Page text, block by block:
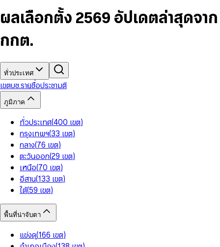
7
8
5
6
8
9
6
7
9
5
6
8
9
9
ผลเลือกตั้ง 2569 อัปเดตล่าสุดจาก
กกต.
ทั่วประเทศ
เขตบช.รายชื่อประชามติ
ภูมิภาค
ทั่วประเทศ(400 เขต)
กรุงเทพฯ(33 เขต)
กลาง(76 เขต)
ตะวันออก(29 เขต)
เหนือ(70 เขต)
อีสาน(133 เขต)
ใต้(59 เขต)
พื้นที่น่าจับตา
แข่งดุ(166 เขต)